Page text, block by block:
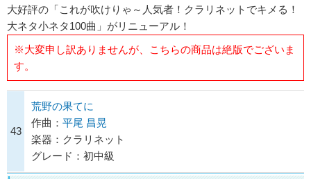
大好評の「これが吹けりゃ～人気者！クラリネットでキメる！
大ネタ小ネタ100曲」がリニューアル！
※大変申し訳ありませんが、こちらの商品は絶版でございま
す。
43
荒野の果てに
作曲： 平尾 昌晃
楽器：クラリネット
グレード：初中級